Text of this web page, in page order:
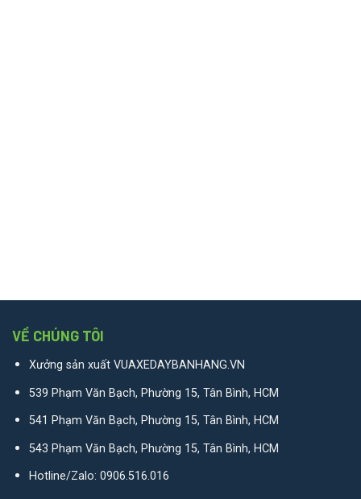
VỀ CHÚNG TÔI
Xưởng sản xuất VUAXEDAYBANHANG.VN
539 Phạm Văn Bạch, Phường 15, Tân Bình, HCM
541 Phạm Văn Bạch, Phường 15, Tân Bình, HCM
543 Phạm Văn Bạch, Phường 15, Tân Bình, HCM
Hotline/Zalo: 0906.516.016